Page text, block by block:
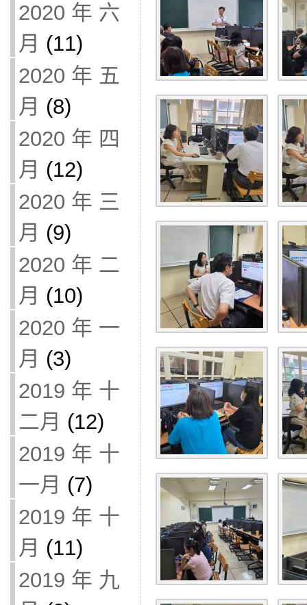
2020 年 六
月 (11)
2020 年 五
月 (8)
2020 年 四
月 (12)
2020 年 三
月 (9)
2020 年 二
月 (10)
2020 年 一
月 (3)
2019 年 十
二月 (12)
2019 年 十
一月 (7)
2019 年 十
月 (11)
2019 年 九